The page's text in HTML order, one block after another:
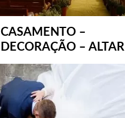
CASAMENTO –
DECORAÇÃO – ALTAR